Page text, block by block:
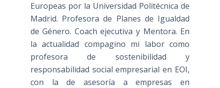
Europeas por la Universidad Politécnica de
Madrid. Profesora de Planes de Igualdad
de Género. Coach ejecutiva y Mentora. En
la actualidad compagino mi labor como
profesora de sostenibilidad y
responsabilidad social empresarial en EOI,
con la de asesoría a empresas en